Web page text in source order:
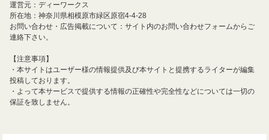
運営元：ディーワークス
所在地：神奈川県相模原市緑区原宿4-4-28
お問い合わせ・広告掲載について：サイト内のお問い合わせフォームからご
連絡下さい。
【注意事項】
・本サイトはユーザー様の情報提供及び本サイトと提携するライターが編集
投稿しております。
・よって本サービスで提供する情報の正確性や完全性などについては一切の
保証を致しません。